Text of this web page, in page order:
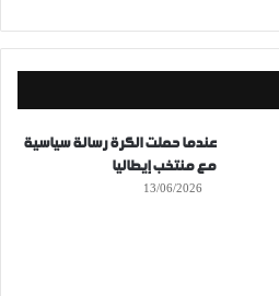
عندما حملت الكرة رسالة سياسية
مع منتخب إيطاليا
13/06/2026